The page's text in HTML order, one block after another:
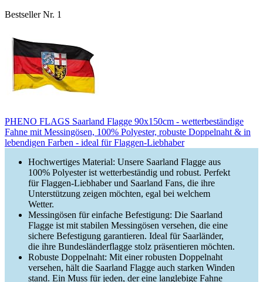
Bestseller Nr. 1
PHENO FLAGS Saarland Flagge 90x150cm - wetterbeständige
Fahne mit Messingösen, 100% Polyester, robuste Doppelnaht & in
lebendigen Farben - ideal für Flaggen-Liebhaber
Hochwertiges Material: Unsere Saarland Flagge aus
100% Polyester ist wetterbeständig und robust. Perfekt
für Flaggen-Liebhaber und Saarland Fans, die ihre
Unterstützung zeigen möchten, egal bei welchem
Wetter.
Messingösen für einfache Befestigung: Die Saarland
Flagge ist mit stabilen Messingösen versehen, die eine
sichere Befestigung garantieren. Ideal für Saarländer,
die ihre Bundesländerflagge stolz präsentieren möchten.
Robuste Doppelnaht: Mit einer robusten Doppelnaht
versehen, hält die Saarland Flagge auch starken Winden
stand. Ein Muss für jeden, der eine langlebige Fahne